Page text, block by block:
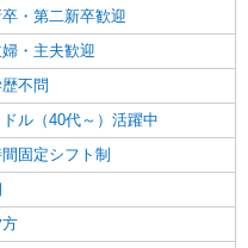
卒・第二新卒歓迎
婦・主夫歓迎
不問
ドル（40代～）活躍中
固定シフト制
方